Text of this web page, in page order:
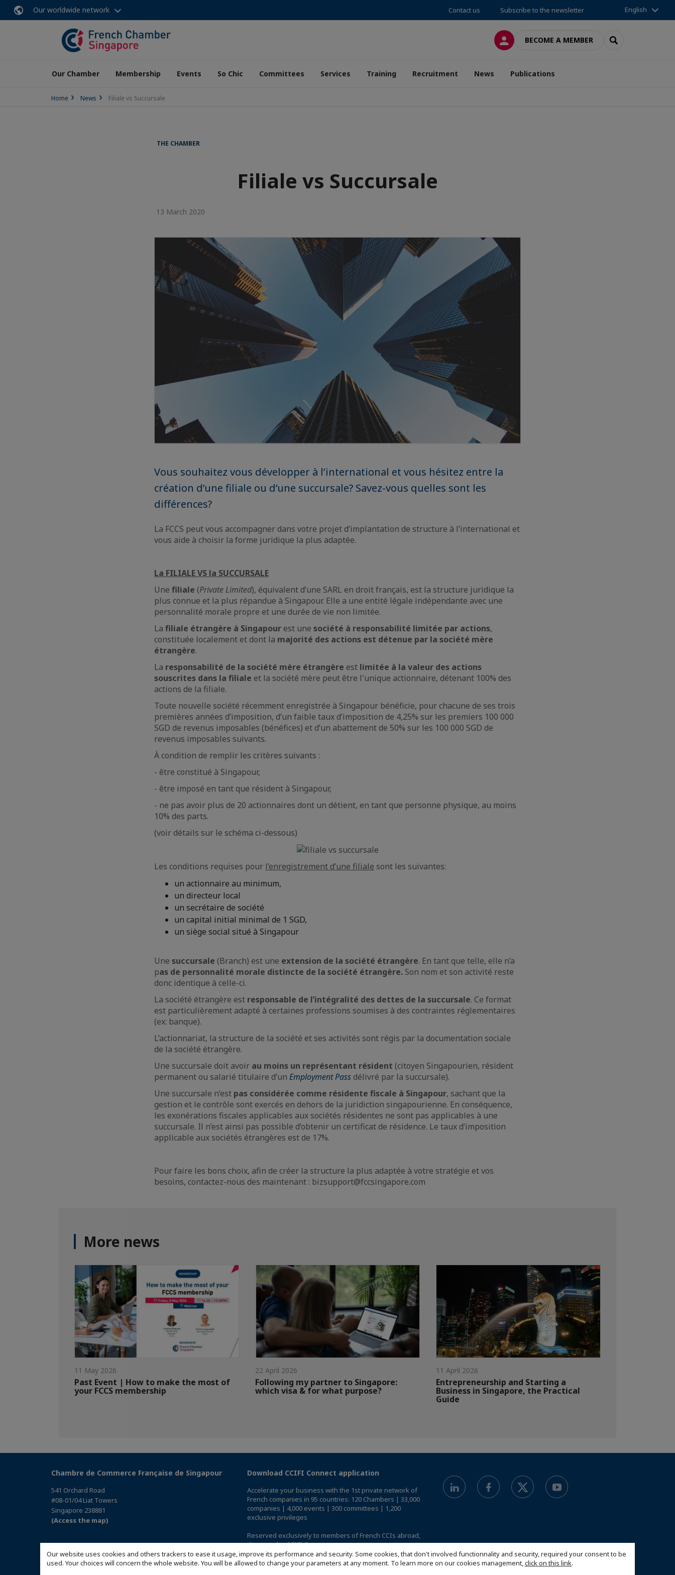
Our website uses cookies and others trackers to ease it usage, improve its performance and security. Some cookies, that don't involved functionnality and security, required your consent to be
used. Your choices will concern the whole website. You will be allowed to change your parameters at any moment. To learn more on our cookies management,click on this link.
Our worldwide network Contact us Subscribe to the newsletter English
LOG INBECOME A MEMBER SEARCH
Our Chamber Membership Events So Chic Committees Services Training Recruitment News Publications
Home News Filiale vs Succursale
THE CHAMBER
Filiale vs Succursale
13 March 2020
Vous souhaitez vous développer à l’international et vous hésitez entre la
création d’une filiale ou d’une succursale? Savez-vous quelles sont les
différences?
La FCCS peut vous accompagner dans votre projet d’implantation de structure à l’international et
vous aide à choisir la forme juridique la plus adaptée.
La FILIALE VS la SUCCURSALE
Une filiale (Private Limited), équivalent d’une SARL en droit français, est la structure juridique la
plus connue et la plus répandue à Singapour. Elle a une entité légale indépendante avec une
personnalité morale propre et une durée de vie non limitée.
La filiale étrangère à Singapour est une société à responsabilité limitée par actions,
constituée localement et dont la majorité des actions est détenue par la société mère
étrangère.
La responsabilité de la société mère étrangère est limitée à la valeur des actions
souscrites dans la filiale et la société mère peut être l'unique actionnaire, détenant 100% des
actions de la filiale.
Toute nouvelle société récemment enregistrée à Singapour bénéficie, pour chacune de ses trois
premières années d’imposition, d’un faible taux d’imposition de 4,25% sur les premiers 100 000
SGD de revenus imposables (bénéfices) et d’un abattement de 50% sur les 100 000 SGD de
revenus imposables suivants.
À condition de remplir les critères suivants :
- être constitué à Singapour,
- être imposé en tant que résident à Singapour,
- ne pas avoir plus de 20 actionnaires dont un détient, en tant que personne physique, au moins
10% des parts.
(voir détails sur le schéma ci-dessous)
Les conditions requises pour l’enregistrement d’une filiale sont les suivantes:
un actionnaire au minimum,
un directeur local
un secrétaire de société
un capital initial minimal de 1 SGD,
un siège social situé à Singapour
Une succursale (Branch) est une extension de la société étrangère. En tant que telle, elle n’a
pas de personnalité morale distincte de la société étrangère. Son nom et son activité reste
donc identique à celle-ci.
La société étrangère est responsable de l’intégralité des dettes de la succursale. Ce format
est particulièrement adapté à certaines professions soumises à des contraintes réglementaires
(ex: banque).
L’actionnariat, la structure de la société et ses activités sont régis par la documentation sociale
de la société étrangère.
Une succursale doit avoir au moins un représentant résident (citoyen Singapourien, résident
permanent ou salarié titulaire d’un Employment Passdélivré par la succursale).
Une succursale n’est pas considérée comme résidente fiscale à Singapour, sachant que la
gestion et le contrôle sont exercés en dehors de la juridiction singapourienne. En conséquence,
les exonérations fiscales applicables aux sociétés résidentes ne sont pas applicables à une
succursale. Il n’est ainsi pas possible d’obtenir un certificat de résidence. Le taux d’imposition
applicable aux sociétés étrangères est de 17%.
Pour faire les bons choix, afin de créer la structure la plus adaptée à votre stratégie et vos
besoins, contactez-nous des maintenant : bizsupport@fccsingapore.com
More news
11 May 2026
Past Event | How to make the most of
your FCCS membership
22 April 2026
Following my partner to Singapore:
which visa & for what purpose?
11 April 2026
Entrepreneurship and Starting a
Business in Singapore, the Practical
Guide
Chambre de Commerce Française de Singapour
541 Orchard Road
#08-01/04 Liat Towers
Singapore 238881
(Access the map)
Download CCIFI Connect application
Accelerate your business with the 1st private network of
French companies in 95 countries: 120 Chambers | 33,000
companies | 4,000 events | 300 committees | 1,200
exclusive privileges
Reserved exclusively to members of French CCIs abroad,
discover the CCIFI Connect app.